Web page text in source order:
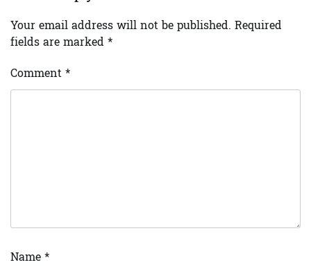
Your email address will not be published. Required
fields are marked *
Comment *
Name *